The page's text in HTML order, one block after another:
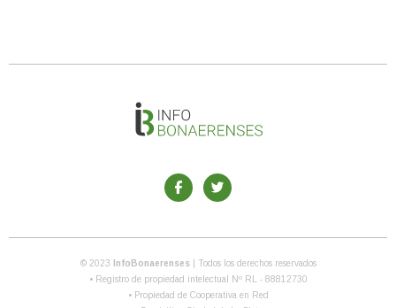
© 2023 InfoBonaerenses
| Todos los derechos reservados
• Registro de propiedad intelectual Nº RL - 88812730
• Propiedad de Cooperativa en Red